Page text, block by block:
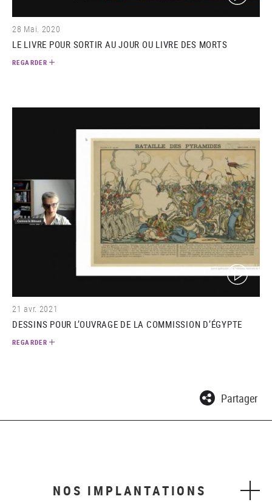
28 Mai. 2020
LE LIVRE POUR SORTIR AU JOUR OU LIVRE DES MORTS
REGARDER
(video)
21 avr. 2021
DESSINS POUR L’OUVRAGE DE LA COMMISSION D’ÉGYPTE
REGARDER
Partager
NOS IMPLANTATIONS